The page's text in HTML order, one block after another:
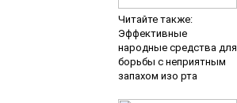
Читайте также:
Эффективные
народные средства для
борьбы с неприятным
запахом изо рта